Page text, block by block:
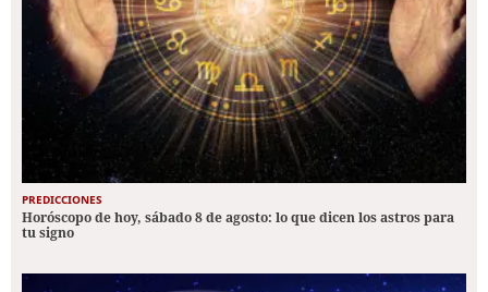
PREDICCIONES
Horóscopo de hoy, sábado 8 de agosto: lo que dicen los astros para
tu signo